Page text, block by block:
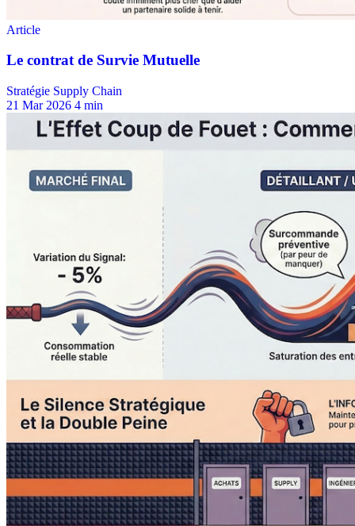
Stratégie Supply Chain
21 Mar 2026 4 min